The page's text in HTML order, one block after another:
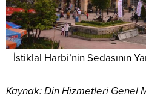
İstiklal Harbi’nin Sedasının
Kaynak: Din Hizmetleri Genel